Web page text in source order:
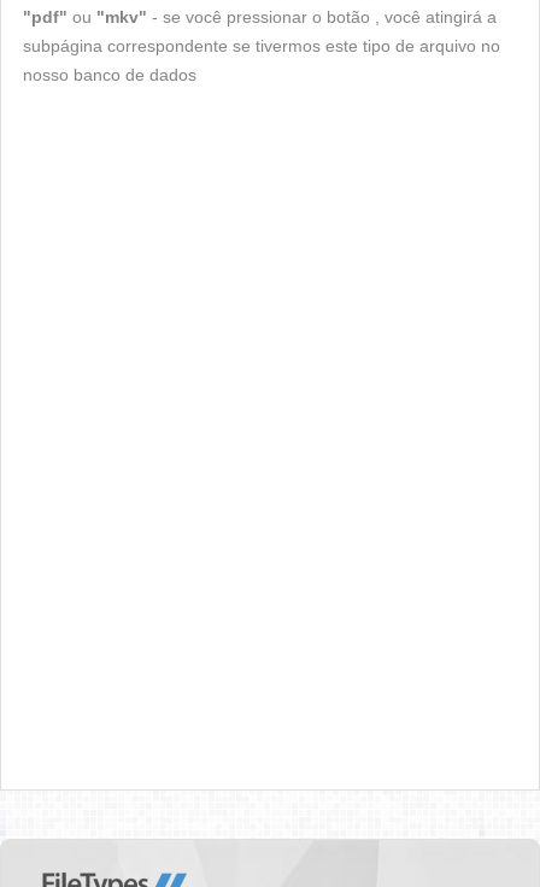
"pdf" ou "mkv" - se você pressionar o botão , você atingirá a
subpágina correspondente se tivermos este tipo de arquivo no
nosso banco de dados